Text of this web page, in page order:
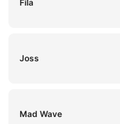
Fila
Joss
Mad Wave